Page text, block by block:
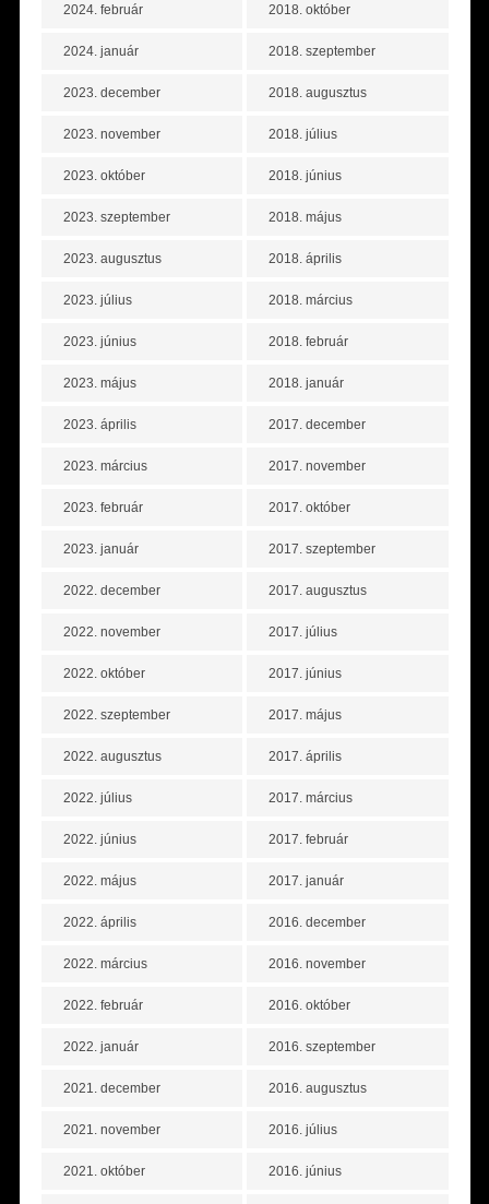
2024. február
2024. január
2023. december
2023. november
2023. október
2023. szeptember
2023. augusztus
2023. július
2023. június
2023. május
2023. április
2023. március
2023. február
2023. január
2022. december
2022. november
2022. október
2022. szeptember
2022. augusztus
2022. július
2022. június
2022. május
2022. április
2022. március
2022. február
2022. január
2021. december
2021. november
2021. október
2018. október
2018. szeptember
2018. augusztus
2018. július
2018. június
2018. május
2018. április
2018. március
2018. február
2018. január
2017. december
2017. november
2017. október
2017. szeptember
2017. augusztus
2017. július
2017. június
2017. május
2017. április
2017. március
2017. február
2017. január
2016. december
2016. november
2016. október
2016. szeptember
2016. augusztus
2016. július
2016. június